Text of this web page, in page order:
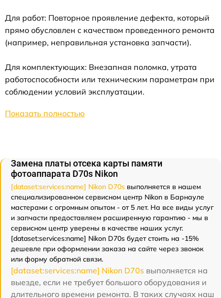
Для работ: Повторное проявление дефекта, который
прямо обусловлен с качеством проведенного ремонта
(например, неправильная установка запчасти).
Для комплектующих: Внезапная поломка, утрата
работоспособности или техническим параметрам при
соблюдении условий эксплуатации.
Показать полностью
Замена платы отсека карты памяти
фотоаппарата D70s Nikon
[dataset:services:name] Nikon D70s выполняется в нашем
специализированном сервисном центр Nikon в Барнауле
мастерами с огромным опытом - от 5 лет. На все виды услуг
и запчасти предоставляем расширенную гарантию - мы в
сервисном центр уверены в качестве наших услуг.
[dataset:services:name] Nikon D70s будет стоить на -15%
дешевле при оформлении заказа на сайте через звонок
или форму обратной связи.
[dataset:services:name] Nikon D70s выполняется на
выезде, если не требует большого оборудования и
длительного времени ремонта. В таких случаях наш